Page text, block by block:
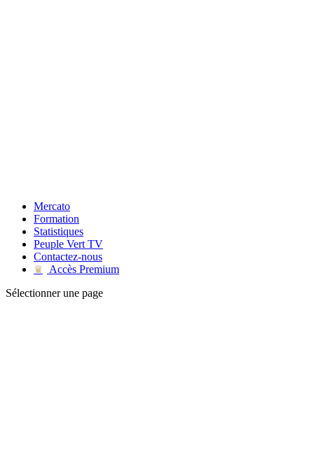
Mercato
Formation
Statistiques
Peuple Vert TV
Contactez-nous
♛
Accès Premium
Sélectionner une page